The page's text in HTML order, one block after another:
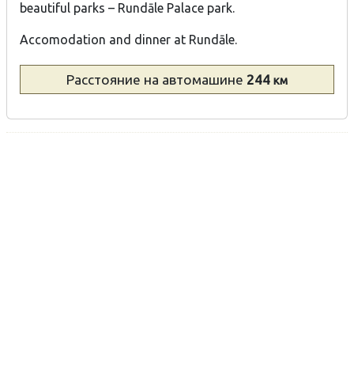
beautiful parks – Rundāle Palace park.
Accomodation and dinner at Rundāle.
Расстояние на автомашине 244 км